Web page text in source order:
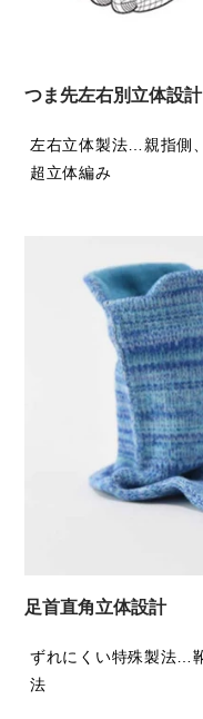
つま先左右別立体設計
左右立体製法…親指側
超立体編み
足首直角立体設計
ずれにくい特殊製法…
法